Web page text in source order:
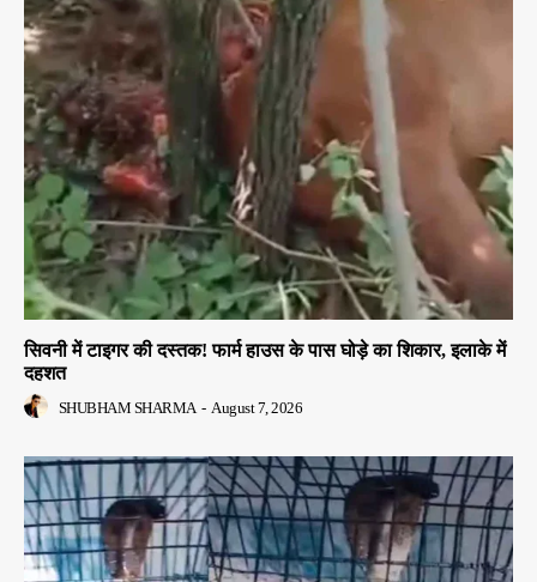
सिवनी में टाइगर की दस्तक! फार्म हाउस के पास घोड़े का शिकार, इलाके में
दहशत
SHUBHAM SHARMA - August 7, 2026